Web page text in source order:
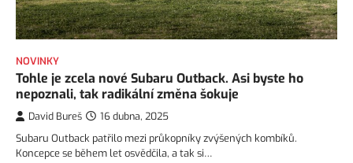
NOVINKY
Tohle je zcela nové Subaru Outback. Asi byste ho
nepoznali, tak radikální změna šokuje
David Bureš
16 dubna, 2025
Subaru Outback patřilo mezi průkopníky zvýšených kombíků.
Koncepce se během let osvědčila, a tak si…